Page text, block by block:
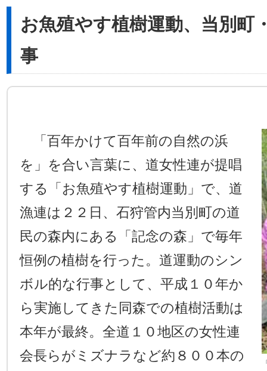
お魚殖やす植樹運動、当別町
事
「百年かけて百年前の自然の浜
を」を合い言葉に、道女性連が提唱
する「お魚殖やす植樹運動」で、道
漁連は２２日、石狩管内当別町の道
民の森内にある「記念の森」で毎年
恒例の植樹を行った。道運動のシン
ボル的な行事として、平成１０年か
ら実施してきた同森での植樹活動は
本年が最終。全道１０地区の女性連
会長らがミズナラなど約８００本の